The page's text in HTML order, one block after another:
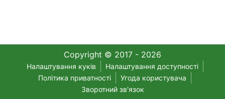
Copyright © 2017 - 2026
Налаштування куків
Налаштування доступності
Політика приватності
Угода користувача
Зворотний зв'язок